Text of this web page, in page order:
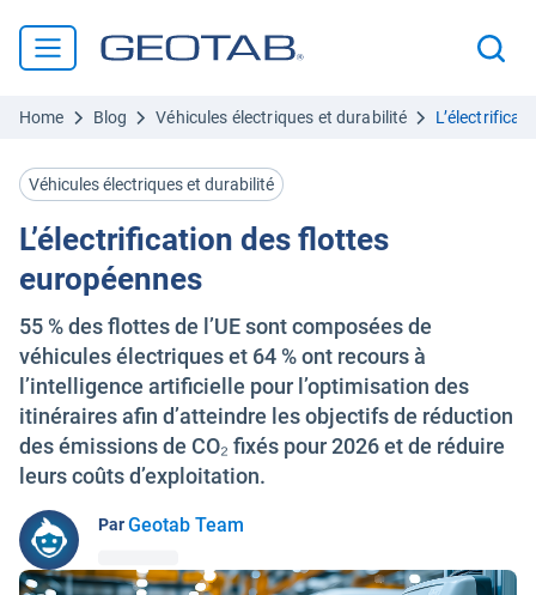
Home Blog Véhicules électriques et durabilité
Véhicules électriques et durabilité
L’électrification des flottes
européennes
55 % des flottes de l’UE sont composées de
véhicules électriques et 64 % ont recours à
l’intelligence artificielle pour l’optimisation des
itinéraires afin d’atteindre les objectifs de réduction
des émissions de CO₂ fixés pour 2026 et de réduire
leurs coûts d’exploitation.
ParGeotab Team